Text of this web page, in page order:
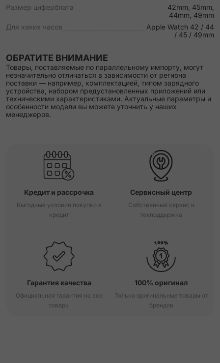
Размер циферблата
42mm, 45mm,
44mm, 49mm
Для каких часов
Apple Watch 42 / 44
/ 45 / 49mm
ОБРАТИТЕ ВНИМАНИЕ
Товары, поставляемые по параллельному импорту, могут
незначительно отличаться в зависимости от региона
поставки — например, комплектацией, типом зарядного
устройства, набором предустановленных приложений или
техническими характеристиками. Актуальные параметры и
особенности модели вы можете уточнить у наших
менеджеров.
Кредит и рассрочка
Выгодные условия покупки в
кредит
Сервисный центр
Собственный сервис и
техподдержка
Гарантия качества
Официальная гарантия на все
товары
100% оригинал
Только оригинальные товары от
брендов